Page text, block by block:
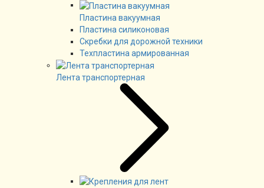
Пластина вакуумная
Пластина силиконовая
Скребки для дорожной техники
Техпластина армированная
Лента транспортерная